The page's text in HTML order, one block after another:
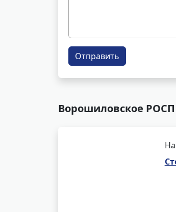
Отправить
Ворошиловское РОСП